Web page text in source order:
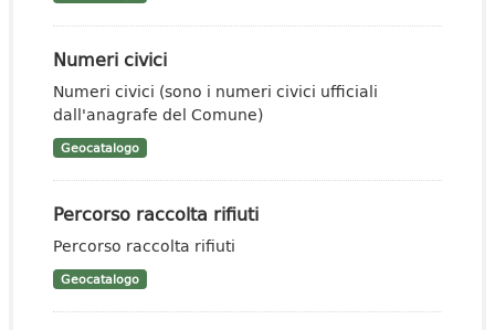
Numeri civici
Numeri civici (sono i numeri civici ufficiali
dall'anagrafe del Comune)
Geocatalogo
Percorso raccolta rifiuti
Percorso raccolta rifiuti
Geocatalogo